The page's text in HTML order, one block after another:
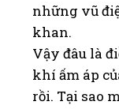
những vũ
khan.
Vậy đâu là
khí ấm áp
rồi. Tại sao